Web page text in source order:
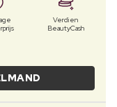
Verdien
BeautyCash